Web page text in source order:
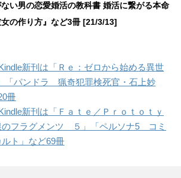
い男の恋愛婚活の教科書 婚活に繋がる本命
の作り方』など3冊 [21/3/13]
新刊は「Ｒｅ：ゼロから始める異世
「パンドラ 猟奇犯罪検死官・石上妙
冊
新刊は「Ｆａｔｅ／Ｐｒｏｔｏｔｙ
フラグメンツ ５」「ペルソナ5 コミ
ト」など69冊